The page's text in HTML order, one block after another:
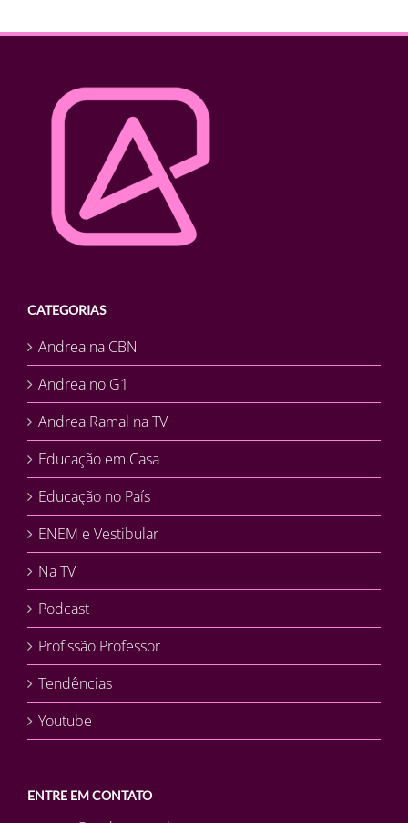
CATEGORIAS
Andrea na CBN
Andrea no G1
Andrea Ramal na TV
Educação em Casa
Educação no País
ENEM e Vestibular
Na TV
Podcast
Profissão Professor
Tendências
Youtube
ENTRE EM CONTATO